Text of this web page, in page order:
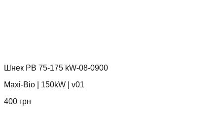
Шнек PB 75-175 kW-08-0900
Maxi-Bio
150kW
v01
400 грн